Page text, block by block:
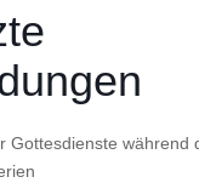
Gottesdienste während